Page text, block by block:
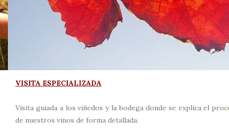
VISITA ESPECIALIZADA
Visita guiada a los viñedos y la bodega donde se explica el
de nuestros vinos de forma detallada.